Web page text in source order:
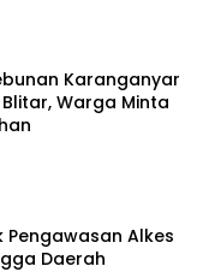
Karanganyar
Warga Minta
Pengawasan Alkes
Daerah